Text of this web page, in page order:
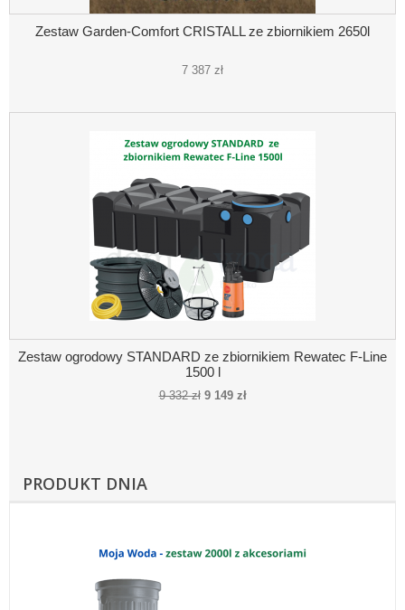
Zestaw Garden-Comfort CRISTALL ze zbiornikiem 2650l
7 387 zł
Zestaw ogrodowy STANDARD ze zbiornikiem Rewatec F-Line
1500 l
9 332 zł 9 149 zł
PRODUKT DNIA